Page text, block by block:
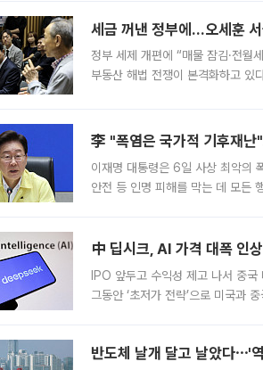
세금 꺼낸 정부에…오세훈
정부 세제 개편에 “매물 잠김·전월
부동산 해법 전쟁이 본격화하고 있
李 "폭염은 국가적 기후재
이재명 대통령은 6일 사상 최악의
안전 등 인명 피해를 막는 데 모든
中 딥시크, AI 가격 대폭 인
IPO 앞두고 수익성 제고 나서 중
그동안 ‘초저가 전략’으로 미국과
반도체 날개 달고 날았다⋯'